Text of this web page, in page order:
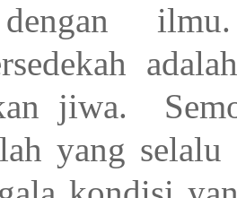
jiwa.
yang selalu